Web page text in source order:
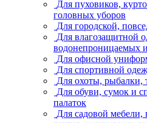
Для пуховиков,
головных уборов
Для городской,
Для влагозащитной
водонепроницаемых
Для офисной
Для спортивной
Для охоты, рыбалки,
Для обуви, сумок и
палаток
Для садовой мебели,